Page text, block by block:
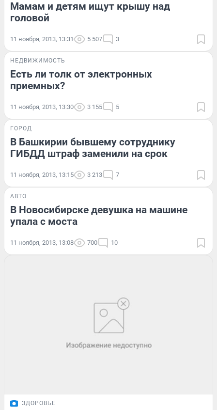
Мамам и детям ищут крышу над
головой
11 ноября, 2013, 13:31 5 507 3
НЕДВИЖИМОСТЬ
Есть ли толк от электронных
приемных?
11 ноября, 2013, 13:30 3 155 5
ГОРОД
В Башкирии бывшему сотруднику
ГИБДД штраф заменили на срок
11 ноября, 2013, 13:15 3 213 7
АВТО
В Новосибирске девушка на машине
упала с моста
11 ноября, 2013, 13:08 700 10
ЗДОРОВЬЕ